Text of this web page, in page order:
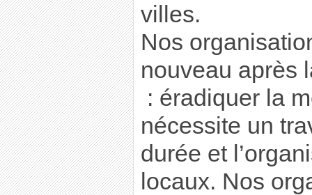
villes.
Nos
nouveau après
: éradiquer la
nécessite un
durée et
locaux. Nos